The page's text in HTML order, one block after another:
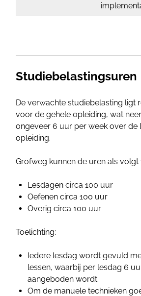
Studiebelastingsuren
De verwachte studiebelasting ligt
voor de gehele opleiding, wat
ongeveer 6 uur per week over de
opleiding.
Grofweg kunnen de uren als
Lesdagen circa 100 uur
Oefenen circa 100 uur
Overig circa 100 uur
Toelichting:
Iedere lesdag wordt gevuld
lessen, waarbij per lesdag 6
aangeboden wordt.
Om de manuele technieken